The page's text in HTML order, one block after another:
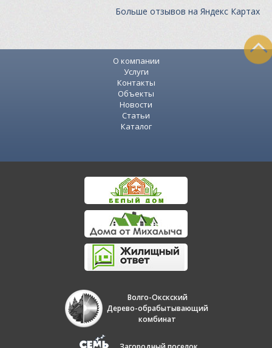
Больше отзывов на Яндекс Картах
О компании
Услуги
Контакты
Объекты
Новости
Статьи
Каталог
Волго-Окскский
Дерево-обрабытывающий
комбинат